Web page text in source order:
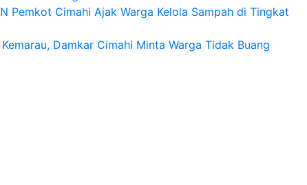
Pemkot Cimahi Ajak Warga Kelola Sampah di Tingkat
Damkar Cimahi Minta Warga Tidak Buang